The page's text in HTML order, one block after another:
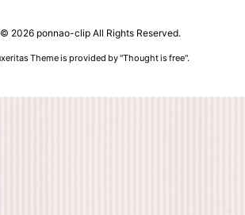
© 2026 ponnao-clip All Rights Reserved.
Theme is provided by "Thought is free".